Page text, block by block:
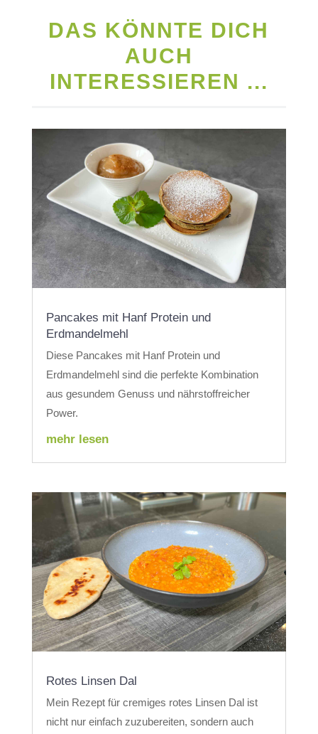
DAS KÖNNTE DICH
AUCH
INTERESSIEREN ...
Pancakes mit Hanf Protein und
Erdmandelmehl
Diese Pancakes mit Hanf Protein und
Erdmandelmehl sind die perfekte Kombination
aus gesundem Genuss und nährstoffreicher
Power.
mehr lesen
Rotes Linsen Dal
Mein Rezept für cremiges rotes Linsen Dal ist
nicht nur einfach zuzubereiten, sondern auch